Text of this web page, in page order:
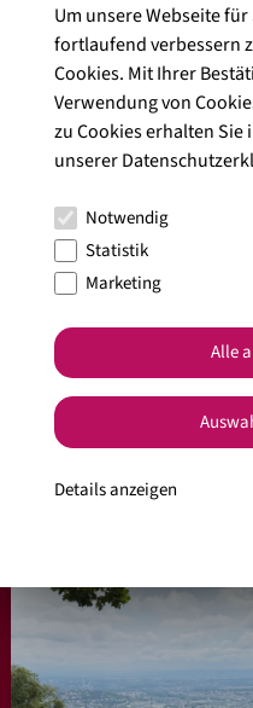
Veröffentlicht am 20.02.2023.
Jetzt teilen
Facebook
Alle Artikel anzeigen
Um unsere Webseite
fortlaufend verbessern
Cookies. Mit Ihrer
Verwendung von
zu Cookies erhalten Sie
unserer
Notwendig
Statistik
Marketing
Details anzeigen
Alle